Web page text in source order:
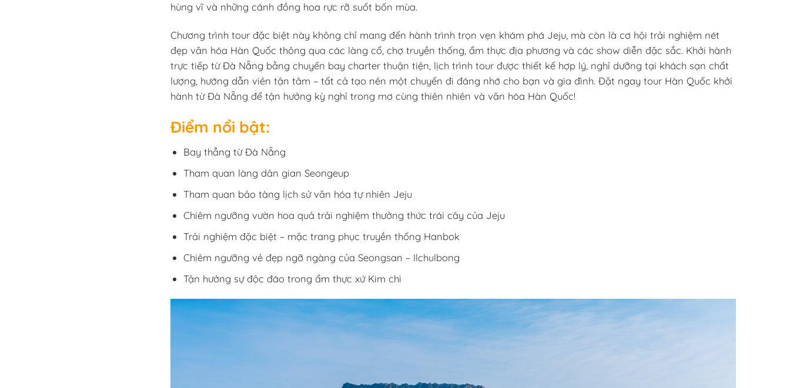
hùng vĩ và những cánh đồng hoa rực rỡ suốt bốn mùa.
Chương trình tour đặc biệt này không chỉ mang đến hành trình trọn vẹn khám phá Jeju, mà còn là cơ hội trải nghiệm nét
đẹp văn hóa Hàn Quốc thông qua các làng cổ, chợ truyền thống, ẩm thực địa phương và các show diễn đặc sắc. Khởi hành
trực tiếp từ Đà Nẵng bằng chuyến bay charter thuận tiện, lịch trình tour được thiết kế hợp lý, nghỉ dưỡng tại khách sạn chất
lượng, hướng dẫn viên tận tâm – tất cả tạo nên một chuyến đi đáng nhớ cho bạn và gia đình. Đặt ngay tour Hàn Quốc khởi
hành từ Đà Nẵng để tận hưởng kỳ nghỉ trong mơ cùng thiên nhiên và văn hóa Hàn Quốc!
Điểm nổi bật:
Bay thẳng từ Đà Nẵng
Tham quan làng dân gian Seongeup
Tham quan bảo tàng lịch sử văn hóa tự nhiên Jeju
Chiêm ngưỡng vườn hoa quả trải nghiệm thưởng thức trái cây của Jeju
Trải nghiệm đặc biệt – mặc trang phục truyền thống Hanbok
Chiêm ngưỡng vẻ đẹp ngỡ ngàng của Seongsan – Ilchulbong
Tận hưởng sự độc đáo trong ẩm thực xứ Kim chi